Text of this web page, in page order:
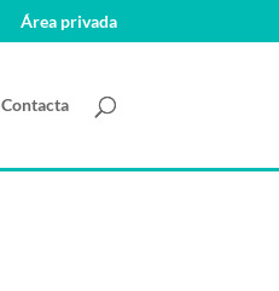
Área privada
Contacta